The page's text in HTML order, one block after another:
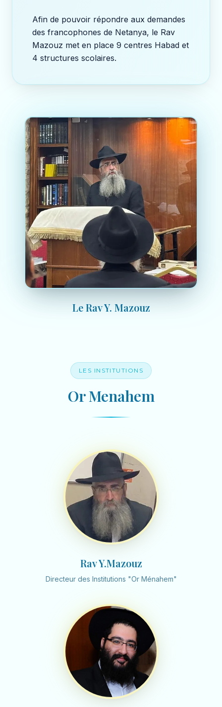
Afin de pouvoir répondre aux demandes
des francophones de Netanya, le Rav
Mazouz met en place 9 centres Habad et
4 structures scolaires.
Le Rav Y. Mazouz
LES INSTITUTIONS
Or Menahem
Rav Y.Mazouz
Directeur des Institutions "Or Ménahem"